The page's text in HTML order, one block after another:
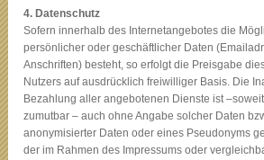
4. Datenschutz
Sofern innerhalb des Internetangebotes die
persönlicher oder geschäftlicher Daten
Anschriften) besteht, so erfolgt die Preisgabe
Nutzers auf ausdrücklich freiwilliger Basis. Die
Bezahlung aller angebotenen Dienste ist
zumutbar – auch ohne Angabe solcher Daten
anonymisierter Daten oder eines Pseudonyms
der im Rahmen des Impressums oder